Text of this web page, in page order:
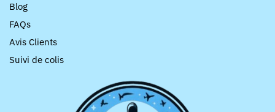
Blog
FAQs
Avis Clients
Suivi de colis